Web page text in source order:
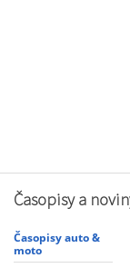
Časopisy a
Časopisy auto &
moto